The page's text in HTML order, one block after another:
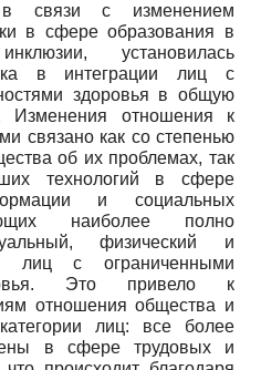
связи с изменением
в сфере образования в
установилась
в интеграции лиц с
здоровья в общую
Изменения отношения к
связано как со степенью
об их проблемах, так
технологий в сфере
и социальных
наиболее полно
физический и
лиц с ограниченными
Это привело к
отношения общества и
лиц: все более
в сфере трудовых и